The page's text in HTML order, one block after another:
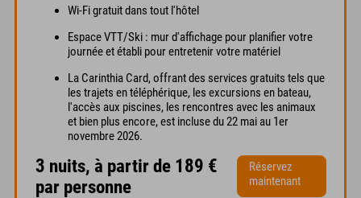
Wi-Fi gratuit dans tout l'hôtel
Espace VTT/Ski : mur d'affichage pour planifier votre
journée et établi pour entretenir votre matériel
La Carinthia Card, offrant des services gratuits tels que
les trajets en téléphérique, les excursions en bateau,
l'accès aux piscines, les rencontres avec les animaux
et bien plus encore, est incluse du 22 mai au 1er
novembre 2026.
3 nuits, à partir de 189 €
par personne
Réservez
maintenant